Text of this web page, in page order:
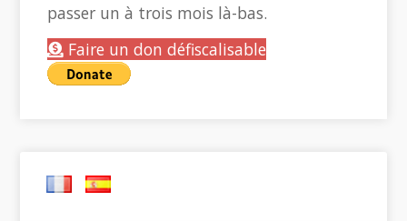
passer un à trois mois là-bas.
Faire un don défiscalisable